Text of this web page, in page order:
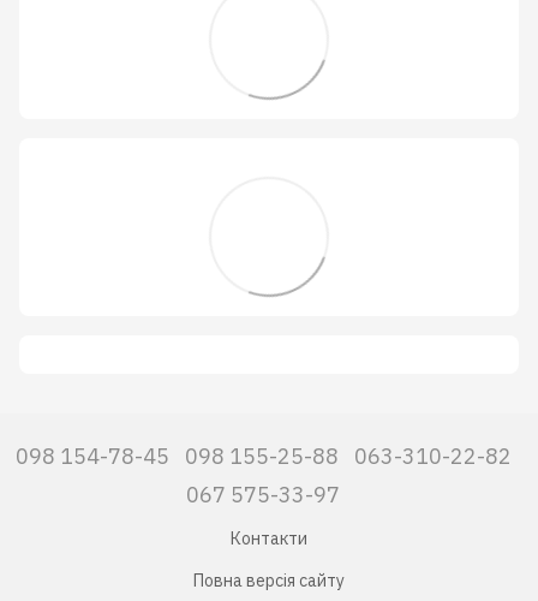
098 154-78-45 098 155-25-88
063-310-22-82
067 575-33-97
Контакти
Повна версія сайту